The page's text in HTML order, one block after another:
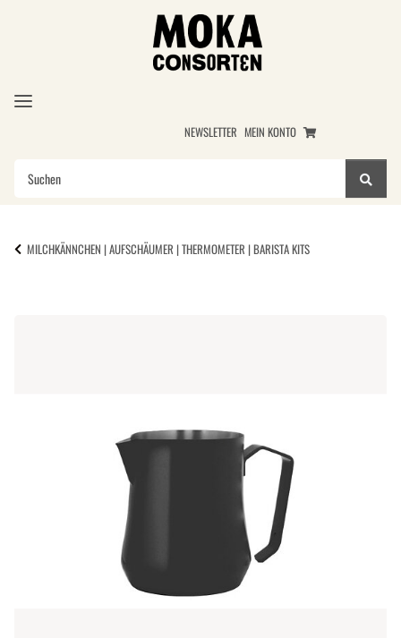
NEWSLETTER MEIN KONTO
MILCHKÄNNCHEN | AUFSCHÄUMER | THERMOMETER | BARISTA KITS